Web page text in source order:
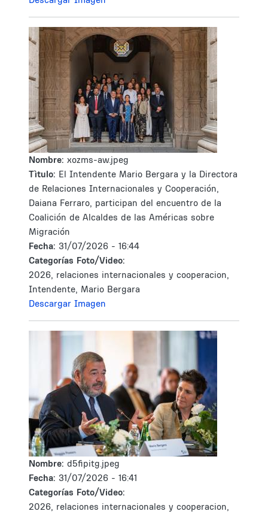
Nombre: xozms-aw.jpeg
Tìtulo: El Intendente Mario Bergara y la Directora
de Relaciones Internacionales y Cooperación,
Daiana Ferraro, participan del encuentro de la
Coalición de Alcaldes de las Américas sobre
Migración
Fecha: 31/07/2026 - 16:44
Categorías Foto/Video:
2026, relaciones internacionales y cooperacion,
Intendente, Mario Bergara
Descargar Imagen
Nombre: d5fipitg.jpeg
Fecha: 31/07/2026 - 16:41
Categorías Foto/Video:
2026, relaciones internacionales y cooperacion,